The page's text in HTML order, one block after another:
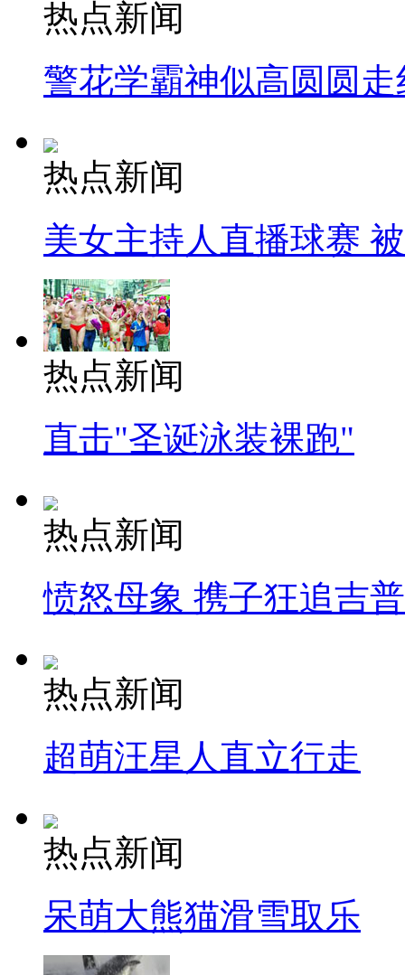
热点新闻
警花学霸神似高圆圆走
热点新闻
美女主持人直播球赛
热点新闻
直击"圣诞泳装裸跑"
热点新闻
愤怒母象 携子狂追吉
热点新闻
超萌汪星人直立行走
热点新闻
呆萌大熊猫滑雪取乐